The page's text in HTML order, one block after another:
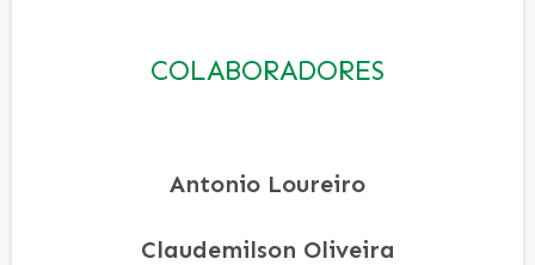
COLABORADORES
Antonio Loureiro
Claudemilson Oliveira